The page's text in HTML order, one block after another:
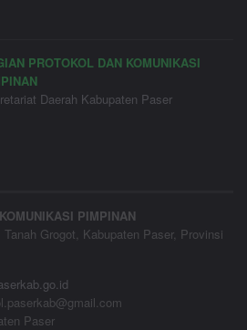
PROTOKOL DAN KOMUNIKASI
Daerah Kabupaten Paser
PIMPINAN
Grogot, Kabupaten Paser, Provinsi
Paser